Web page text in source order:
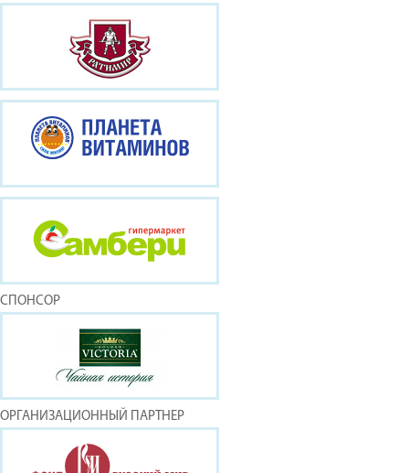
СПОНСОР
ОРГАНИЗАЦИОННЫЙ ПАРТНЕР